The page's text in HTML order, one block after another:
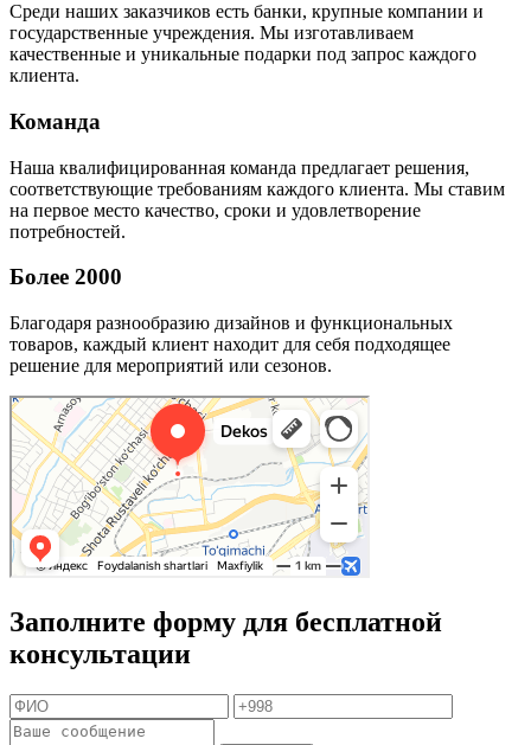
Среди наших заказчиков есть банки, крупные компании и
государственные учреждения. Мы изготавливаем
качественные и уникальные подарки под запрос каждого
клиента.
Команда
Наша квалифицированная команда предлагает решения,
соответствующие требованиям каждого клиента. Мы ставим
на первое место качество, сроки и удовлетворение
потребностей.
Более 2000
Благодаря разнообразию дизайнов и функциональных
товаров, каждый клиент находит для себя подходящее
решение для мероприятий или сезонов.
Заполните форму для бесплатной
консультации